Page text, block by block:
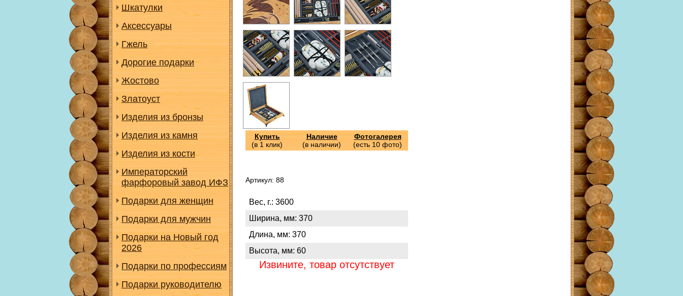
Шкатулки
Аксессуары
Гжель
Дорогие подарки
Жостово
Златоуст
Изделия из бронзы
Изделия из камня
Изделия из кости
Императорский
фарфоровый завод ИФЗ
Подарки для женщин
Подарки для мужчин
Подарки на Новый год
2026
Подарки по профессиям
Подарки руководителю
Купить
(в 1 клик)
Наличие
(в наличии)
Фотогалерея
(есть 10 фото)
Артикул: 88
Вес, г.: 3600
Ширина, мм: 370
Длина, мм: 370
Высота, мм: 60
Извините, товар отсутствует